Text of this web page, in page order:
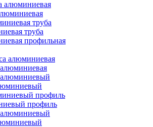
труба
профильная
профиль